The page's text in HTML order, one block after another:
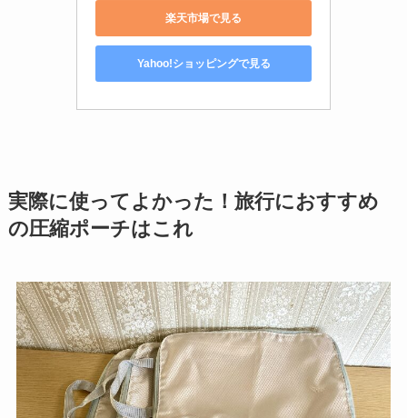
楽天市場で見る
Yahoo!ショッピングで見る
実際に使ってよかった！旅行におすすめ
の圧縮ポーチはこれ